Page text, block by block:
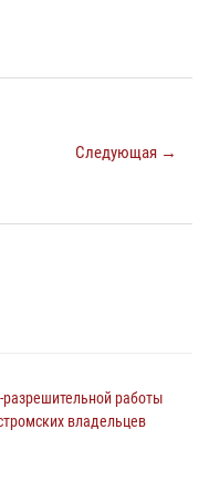
Следующая →
работы
владельцев